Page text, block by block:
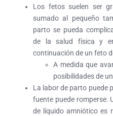
Los fetos suelen ser
sumado al pequeño
parto se pueda
de la salud física y
continuación de un feto
A medida que
posibilidades de
La labor de parto puede
fuente puede romperse.
de líquido amniótico es